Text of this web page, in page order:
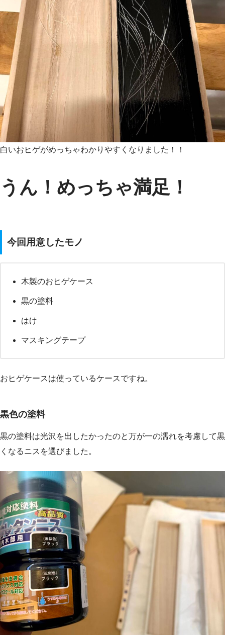
白いおヒゲがめっちゃわかりやすくなりました！！
うん！めっちゃ満足！
今回用意したモノ
木製のおヒゲケース
黒の塗料
はけ
マスキングテープ
おヒゲケースは使っているケースですね。
黒色の塗料
黒の塗料は光沢を出したかったのと万が一の濡れを考慮して黒
くなるニスを選びました。